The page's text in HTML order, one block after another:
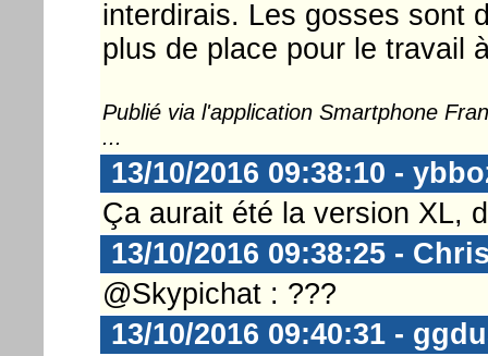
interdirais. Les gosses sont
plus de place pour le travail
Publié via l'application Smartphone
...
13/10/2016 09:38:10 -
Ça aurait été la version XL,
13/10/2016 09:38:25 -
@Skypichat : ???
13/10/2016 09:40:31 -